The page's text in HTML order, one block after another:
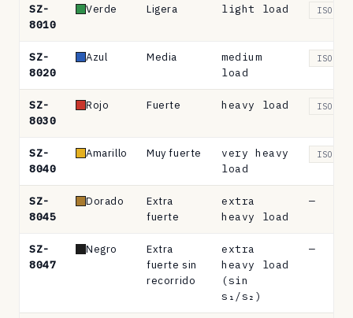
de
muelles
ISO
10243
por
código
color.
SZ-
8010
Verde Ligera light load ISO
SZ-
8020
Azul Media
medium
load
ISO
SZ-
8030
Rojo Fuerte heavy load ISO
SZ-
8040
Amarillo Muy fuerte
very heavy
load
ISO
SZ-
8045
Dorado
Extra
fuerte
extra
heavy load
—
SZ-
8047
Negro
Extra
fuerte sin
recorrido
extra
heavy load
(sin
s₁/s₂)
—